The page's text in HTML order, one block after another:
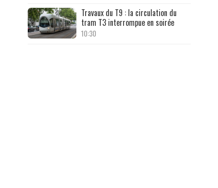
Travaux du T9 : la circulation du
tram T3 interrompue en soirée
10:30